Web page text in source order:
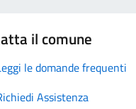
il comune
le domande frequenti
Assistenza